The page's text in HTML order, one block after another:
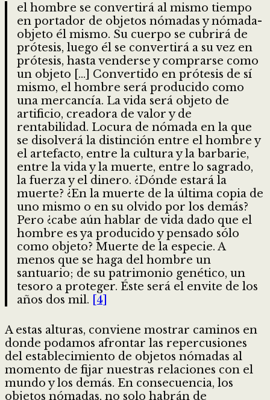
el hombre se convertirá al mismo tiempo
en portador de objetos nómadas y nómada-
objeto él mismo. Su cuerpo se cubrirá de
prótesis, luego él se convertirá a su vez en
prótesis, hasta venderse y comprarse como
un objeto […] Convertido en prótesis de sí
mismo, el hombre será producido como
una mercancía. La vida será objeto de
artificio, creadora de valor y de
rentabilidad. Locura de nómada en la que
se disolverá la distinción entre el hombre y
el artefacto, entre la cultura y la barbarie,
entre la vida y la muerte, entre lo sagrado,
la fuerza y el dinero. ¿Dónde estará la
muerte? ¿En la muerte de la última copia de
uno mismo o en su olvido por los demás?
Pero ¿cabe aún hablar de vida dado que el
hombre es ya producido y pensado sólo
como objeto? Muerte de la especie. A
menos que se haga del hombre un
santuario; de su patrimonio genético, un
tesoro a proteger. Éste será el envite de los
años dos mil.
[4]
A estas alturas, conviene mostrar caminos en
donde podamos afrontar las repercusiones
del establecimiento de objetos nómadas al
momento de fijar nuestras relaciones con el
mundo y los demás. En consecuencia, los
objetos nómadas, no solo habrán de